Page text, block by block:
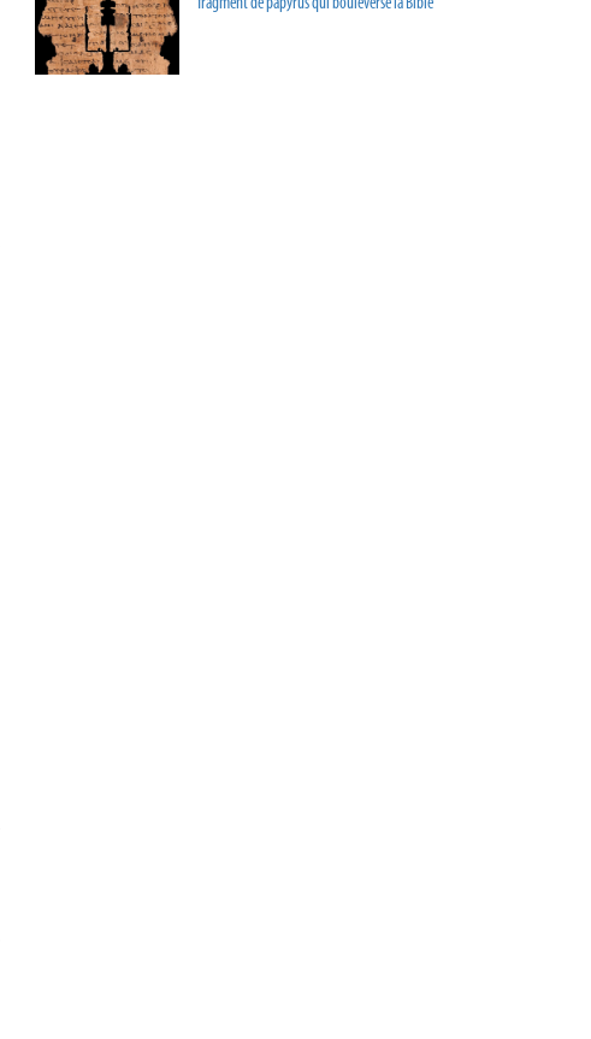
fragment de papyrus qui bouleverse la Bible